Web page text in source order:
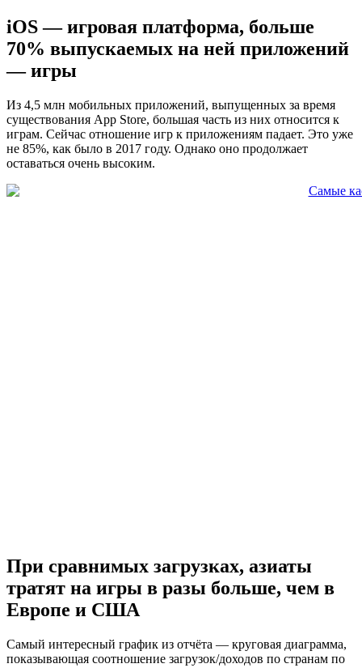
iOS — игровая платформа, больше
70% выпускаемых на ней приложений
— игры
Из 4,5 млн мобильных приложений, выпущенных за время
существования App Store, большая часть из них относится к
играм. Сейчас отношение игр к приложениям падает. Это уже
не 85%, как было в 2017 году. Однако оно продолжает
оставаться очень высоким.
При сравнимых загрузках, азиаты
тратят на игры в разы больше, чем в
Европе и США
Самый интересный график из отчёта — круговая диаграмма,
показывающая соотношение загрузок/доходов по странам по